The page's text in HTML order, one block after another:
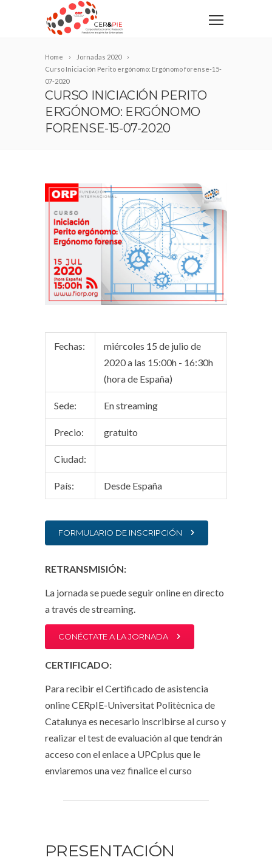
Home
Jornadas 2020
Curso Iniciación Perito ergónomo: Ergónomo forense-15-
07-2020
CURSO INICIACIÓN PERITO
ERGÓNOMO: ERGÓNOMO
FORENSE-15-07-2020
Fechas:
miércoles 15 de julio de
2020 a las 15:00h - 16:30h
(hora de España)
Sede: En streaming
Precio: gratuito
Ciudad:
País: Desde España
FORMULARIO DE INSCRIPCIÓN
RETRANSMISIÓN:
La jornada se puede seguir online en directo
a través de streaming.
CONÉCTATE A LA JORNADA
CERTIFICADO:
Para recibir el Certificado de asistencia
online CERpIE-Universitat Politècnica de
Catalunya es necesario inscribirse al curso y
realizar el test de evaluación al que tendrán
acceso con el enlace a UPCplus que le
enviaremos una vez finalice el curso
PRESENTACIÓN